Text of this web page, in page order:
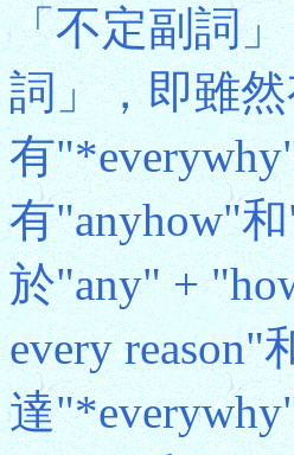
「不定副詞
詞」，即雖
有
有"anyhow"
於"any" +
every reason"
達